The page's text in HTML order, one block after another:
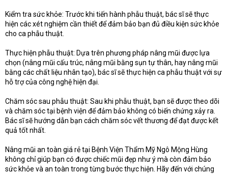
Kiểm tra sức khỏe: Trước khi tiến hành phẫu thuật, bác sĩ sẽ thực
hiện các xét nghiệm cần thiết để đảm bảo bạn đủ điều kiện sức khỏe
cho ca phẫu thuật.
Thực hiện phẫu thuật: Dựa trên phương pháp nâng mũi được lựa
chọn (nâng mũi cấu trúc, nâng mũi bằng sụn tự thân, hay nâng mũi
bằng các chất liệu nhân tạo), bác sĩ sẽ thực hiện ca phẫu thuật với sự
hỗ trợ của công nghệ hiện đại.
Chăm sóc sau phẫu thuật: Sau khi phẫu thuật, bạn sẽ được theo dõi
và chăm sóc tại bệnh viện để đảm bảo không có biến chứng xảy ra.
Bác sĩ sẽ hướng dẫn bạn cách chăm sóc vết thương để đạt được kết
quả tốt nhất.
Nâng mũi an toàn giá rẻ tại Bệnh Viện Thẩm Mỹ Ngô Mộng Hùng
không chỉ giúp bạn có được chiếc mũi đẹp như ý mà còn đảm bảo
sức khỏe và an toàn trong từng bước thực hiện. Hãy đến với chúng